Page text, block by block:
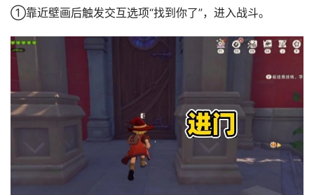
①靠近壁画后触发交互选项“找到你了”，进入战斗。